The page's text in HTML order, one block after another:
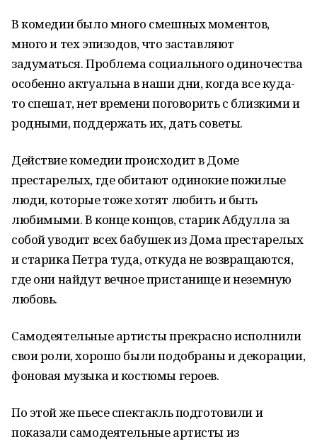
В комедии было много смешных моментов,
много и тех эпизодов, что заставляют
задуматься. Проблема социального одиночества
особенно актуальна в наши дни, когда все куда-
то спешат, нет времени поговорить с близкими и
родными, поддержать их, дать советы.
Действие комедии происходит в Доме
престарелых, где обитают одинокие пожилые
люди, которые тоже хотят любить и быть
любимыми. В конце концов, старик Абдулла за
собой уводит всех бабушек из Дома престарелых
и старика Петра туда, откуда не возвращаются,
где они найдут вечное пристанище и неземную
любовь.
Самодеятельные артисты прекрасно исполнили
свои роли, хорошо были подобраны и декорации,
фоновая музыка и костюмы героев.
По этой же пьесе спектакль подготовили и
показали самодеятельные артисты из